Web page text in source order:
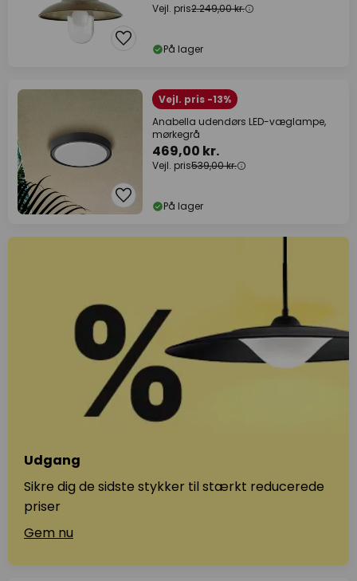
Vejl. pris2.249,00 kr.
På lager
Vejl. pris -13%
Anabella udendørs LED-væglampe,
mørkegrå
469,00 kr.
Vejl. pris539,00 kr.
På lager
Udgang
Sikre dig de sidste stykker til stærkt reducerede
priser
Gem nu